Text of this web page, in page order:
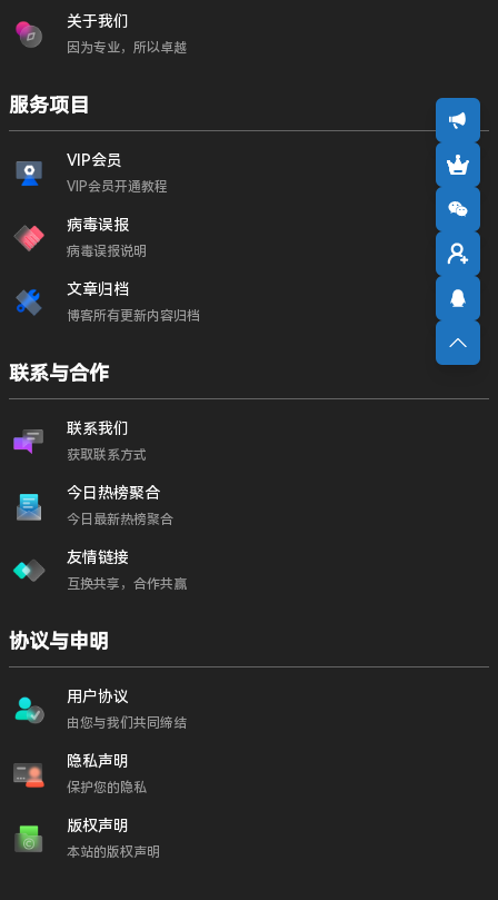
关于我们
因为专业，所以卓越
服务项目
VIP会员
VIP会员开通教程
病毒误报
病毒误报说明
文章归档
博客所有更新内容归档
联系与合作
联系我们
获取联系方式
今日热榜聚合
今日最新热榜聚合
友情链接
互换共享，合作共赢
协议与申明
用户协议
由您与我们共同缔结
隐私声明
保护您的隐私
版权声明
本站的版权声明